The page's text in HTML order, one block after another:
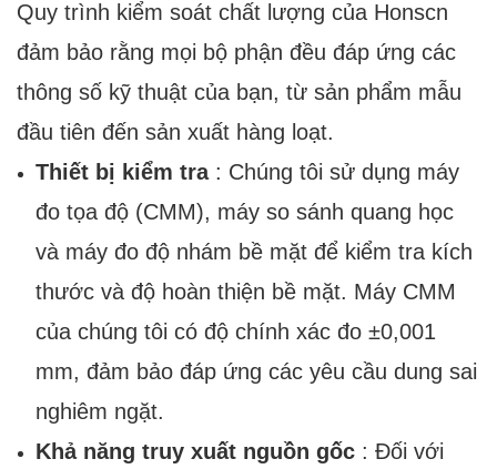
Quy trình kiểm soát chất lượng của Honscn
đảm bảo rằng mọi bộ phận đều đáp ứng các
thông số kỹ thuật của bạn, từ sản phẩm mẫu
đầu tiên đến sản xuất hàng loạt.
Thiết bị kiểm tra : Chúng tôi sử dụng máy
đo tọa độ (CMM), máy so sánh quang học
và máy đo độ nhám bề mặt để kiểm tra kích
thước và độ hoàn thiện bề mặt. Máy CMM
của chúng tôi có độ chính xác đo ±0,001
mm, đảm bảo đáp ứng các yêu cầu dung sai
nghiêm ngặt.
Khả năng truy xuất nguồn gốc : Đối với